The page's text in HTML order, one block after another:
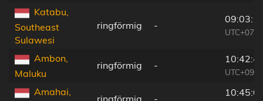
Katabu,
Southeast
Sulawesi
ringförmig -
Ambon,
Maluku
ringförmig -
Amahai,